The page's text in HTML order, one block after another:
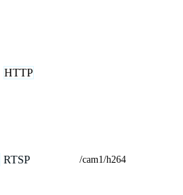
HTTP
RTSP /cam1/h264